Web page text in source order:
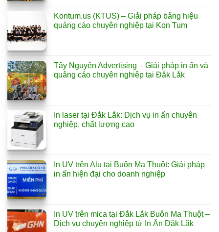
Kontum.us (KTUS) – Giải pháp bảng hiệu
quảng cáo chuyên nghiệp tại Kon Tum
Tây Nguyên Advertising – Giải pháp in ấn và
quảng cáo chuyên nghiệp tại Đắk Lắk
In laser tại Đắk Lắk: Dịch vụ in ấn chuyên
nghiệp, chất lượng cao
In UV trên Alu tại Buôn Ma Thuột: Giải pháp
in ấn hiện đại cho doanh nghiệp
In UV trên mica tại Đắk Lắk Buôn Ma Thuột –
Dịch vụ chuyên nghiệp từ In Ấn Đăk Lăk